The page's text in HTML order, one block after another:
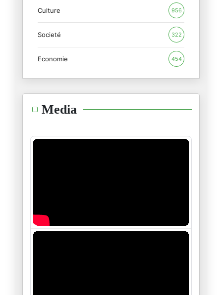
Culture 956
Societé 322
Economie 454
Media